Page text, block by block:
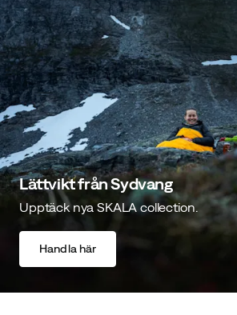
Lättvikt från Sydvang
Upptäck nya SKALA collection.
Handla här